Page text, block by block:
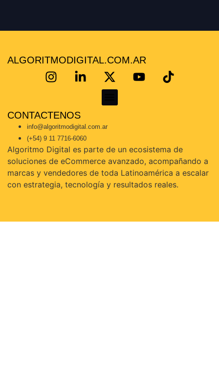
ALGORITMODIGITAL.COM.AR
CONTACTENOS
info@algoritmodigital.com.ar
(+54) 9 11 7716-6060
Algoritmo Digital es parte de un ecosistema de
soluciones de eCommerce avanzado, acompañando a
marcas y vendedores de toda Latinoamérica a escalar
con estrategia, tecnología y resultados reales.